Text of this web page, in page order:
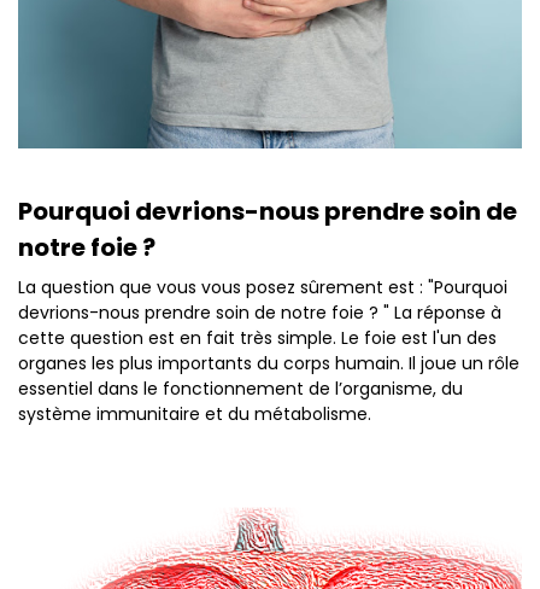
Pourquoi devrions-nous prendre soin de
notre foie ?
La question que vous vous posez sûrement est : "Pourquoi
devrions-nous prendre soin de notre foie ? " La réponse à
cette question est en fait très simple. Le foie est l'un des
organes les plus importants du corps humain. Il joue un rôle
essentiel dans le fonctionnement de l’organisme, du
système immunitaire et du métabolisme.